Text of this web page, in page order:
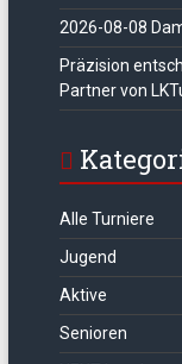
2026-08-08
Präzision
Partner von
Alle Turniere
Jugend
Aktive
Senioren